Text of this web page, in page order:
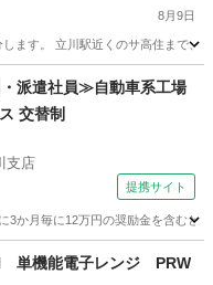
8月9日
ます。 立川駅近くのサ高住まで
派遣社員≫自動車系工場
交替制
支店
提携サイト
3か月毎に12万円の奨励金を含む
単機能電子レンジ PRW